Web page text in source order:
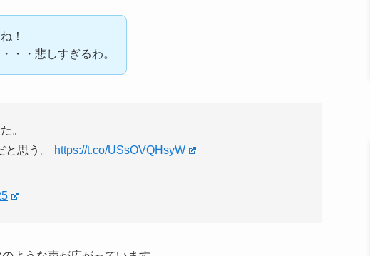
！
・・悲しすぎるわ。
。
と思う。
https://t.co/USsOVQHsyW